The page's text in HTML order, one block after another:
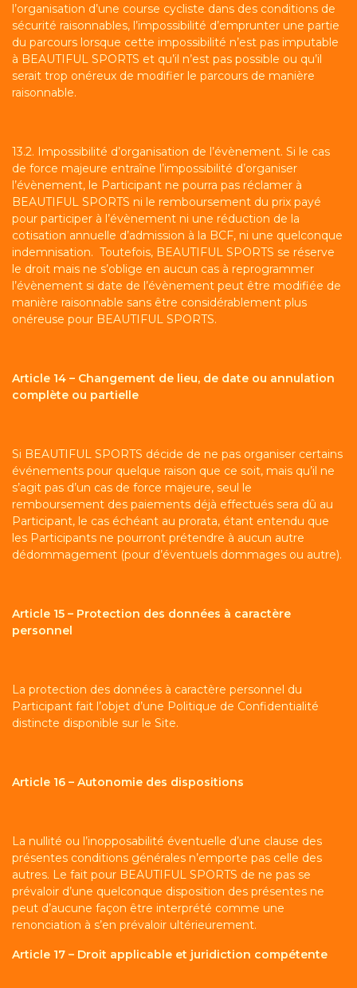
l’organisation d’une course cycliste dans des conditions de
sécurité raisonnables, l’impossibilité d’emprunter une partie
du parcours lorsque cette impossibilité n’est pas imputable
à BEAUTIFUL SPORTS et qu’il n’est pas possible ou qu’il
serait trop onéreux de modifier le parcours de manière
raisonnable.
13.2. Impossibilité d’organisation de l’évènement. Si le cas
de force majeure entraîne l’impossibilité d’organiser
l’évènement, le Participant ne pourra pas réclamer à
BEAUTIFUL SPORTS ni le remboursement du prix payé
pour participer à l’évènement ni une réduction de la
cotisation annuelle d’admission à la BCF, ni une quelconque
indemnisation. Toutefois, BEAUTIFUL SPORTS se réserve
le droit mais ne s’oblige en aucun cas à reprogrammer
l’évènement si date de l’évènement peut être modifiée de
manière raisonnable sans être considérablement plus
onéreuse pour BEAUTIFUL SPORTS.
Article 14 – Changement de lieu, de date ou annulation
complète ou partielle
Si BEAUTIFUL SPORTS décide de ne pas organiser certains
événements pour quelque raison que ce soit, mais qu’il ne
s’agit pas d’un cas de force majeure, seul le
remboursement des paiements déjà effectués sera dû au
Participant, le cas échéant au prorata, étant entendu que
les Participants ne pourront prétendre à aucun autre
dédommagement (pour d’éventuels dommages ou autre).
Article 15 – Protection des données à caractère
personnel
La protection des données à caractère personnel du
Participant fait l’objet d’une Politique de Confidentialité
distincte disponible sur le Site.
Article 16 – Autonomie des dispositions
La nullité ou l’inopposabilité éventuelle d’une clause des
présentes conditions générales n’emporte pas celle des
autres. Le fait pour BEAUTIFUL SPORTS de ne pas se
prévaloir d’une quelconque disposition des présentes ne
peut d’aucune façon être interprété comme une
renonciation à s’en prévaloir ultérieurement.
Article 17 – Droit applicable et juridiction compétente